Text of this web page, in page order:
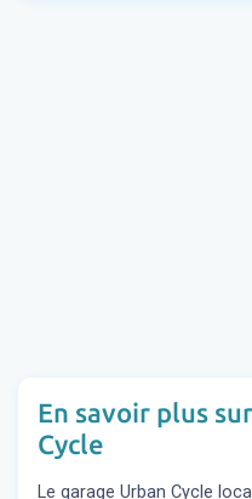
En savoir plus
Cycle
Le garage Urban Cycle